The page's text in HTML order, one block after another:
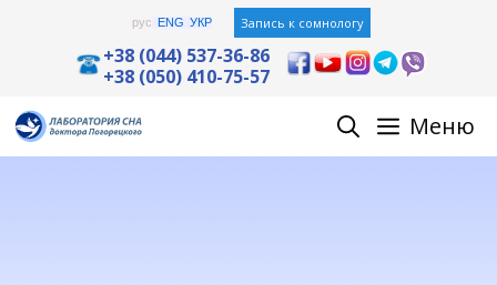
содержимому
рус ENG УКР Запись к сомнологу
+38 (044) 537-36-86
+38 (050) 410-75-57
Меню